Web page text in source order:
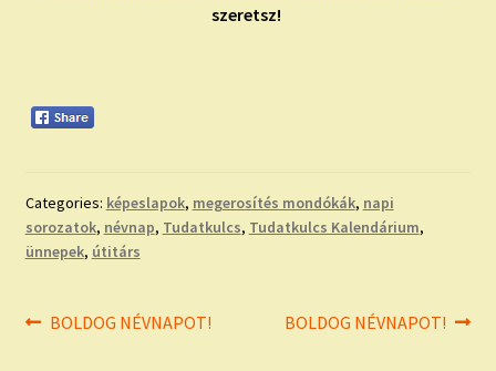
szeretsz!
Categories: képeslapok, megerosítés mondókák, napi
sorozatok, névnap, Tudatkulcs, Tudatkulcs Kalendárium,
ünnepek, útitárs
Bejegyzés
Previous
BOLDOG NÉVNAPOT!
Next
BOLDOG NÉVNAPOT!